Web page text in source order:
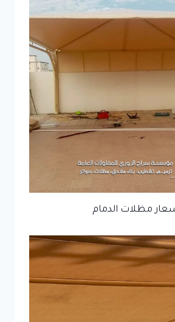
مظلات الدمام